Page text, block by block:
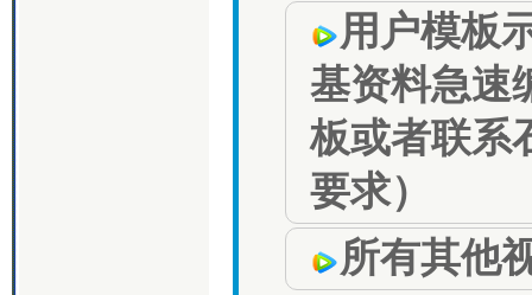
用户模板
基资料急速
板或者联系
要求）
所有其他